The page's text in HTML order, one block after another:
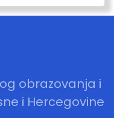
obrazovanja i
i Hercegovine